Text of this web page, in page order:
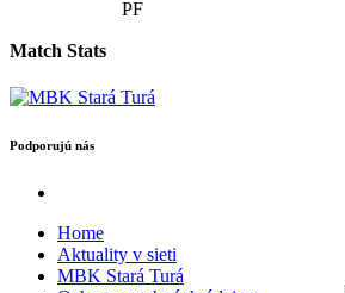
Match Stats
Podporujú nás
Home
Aktuality v sieti
MBK Stará Turá